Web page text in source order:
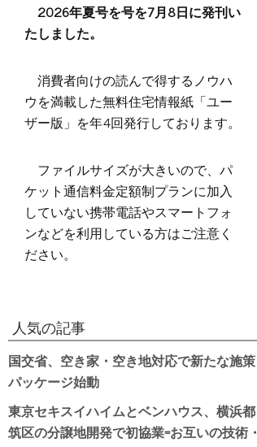
2026年夏号を号を7月8日に発刊い
たしました。
消費者向けの読んで得するノウハ
ウを満載した無料住宅情報紙「ユー
ザー版」を年4回発行しております。
ファイルサイズが大きいので、パ
ケット通信料金定額制プランに加入
していない携帯電話やスマートフォ
ンなどを利用している方はご注意く
ださい。
人気の記事
国交省、空き家・空き地対応で新たな施策
パッケージ始動
東京セキスイハイムとベンハウス、横浜都
筑区の分譲地開発で初協業=お互いの技術・